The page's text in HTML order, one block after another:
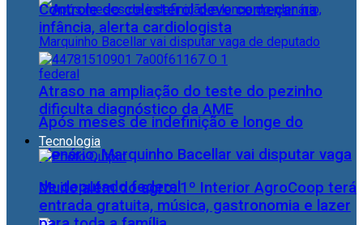
Após meses de indefinição e longe do
plenário, Marquinho Bacellar vai disputar vaga
de deputado federal
Controle do colesterol deve começar na
infância, alerta cardiologista
Atraso na ampliação do teste do pezinho
dificulta diagnóstico da AME
Tecnologia
Muito além do agro: 1º Interior AgroCoop terá
entrada gratuita, música, gastronomia e lazer